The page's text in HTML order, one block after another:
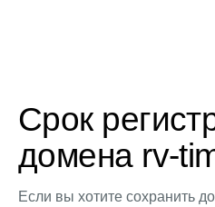
Срок
домена rv-
Если вы хотите сохранить